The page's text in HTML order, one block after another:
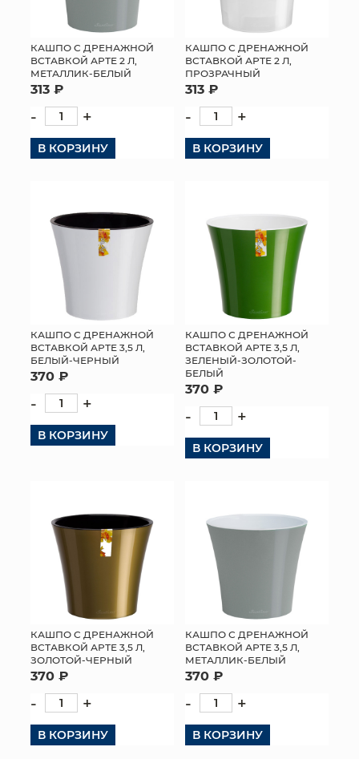
КАШПО С ДРЕНАЖНОЙ
ВСТАВКОЙ АРТЕ 2 Л,
МЕТАЛЛИК-БЕЛЫЙ
313 ₽
- +
В КОРЗИНУ
КАШПО С ДРЕНАЖНОЙ
ВСТАВКОЙ АРТЕ 2 Л,
ПРОЗРАЧНЫЙ
313 ₽
- +
В КОРЗИНУ
КАШПО С ДРЕНАЖНОЙ
ВСТАВКОЙ АРТЕ 3,5 Л,
БЕЛЫЙ-ЧЕРНЫЙ
370 ₽
- +
В КОРЗИНУ
КАШПО С ДРЕНАЖНОЙ
ВСТАВКОЙ АРТЕ 3,5 Л,
ЗЕЛЕНЫЙ-ЗОЛОТОЙ-
БЕЛЫЙ
370 ₽
- +
В КОРЗИНУ
КАШПО С ДРЕНАЖНОЙ
ВСТАВКОЙ АРТЕ 3,5 Л,
ЗОЛОТОЙ-ЧЕРНЫЙ
370 ₽
- +
В КОРЗИНУ
КАШПО С ДРЕНАЖНОЙ
ВСТАВКОЙ АРТЕ 3,5 Л,
МЕТАЛЛИК-БЕЛЫЙ
370 ₽
- +
В КОРЗИНУ